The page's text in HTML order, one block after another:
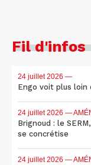
Fil d'infos
24 juillet 2026 —
Engo voit plus loin
24 juillet 2026 —
Brignoud : le
se concrétise
24 juillet 2026 —